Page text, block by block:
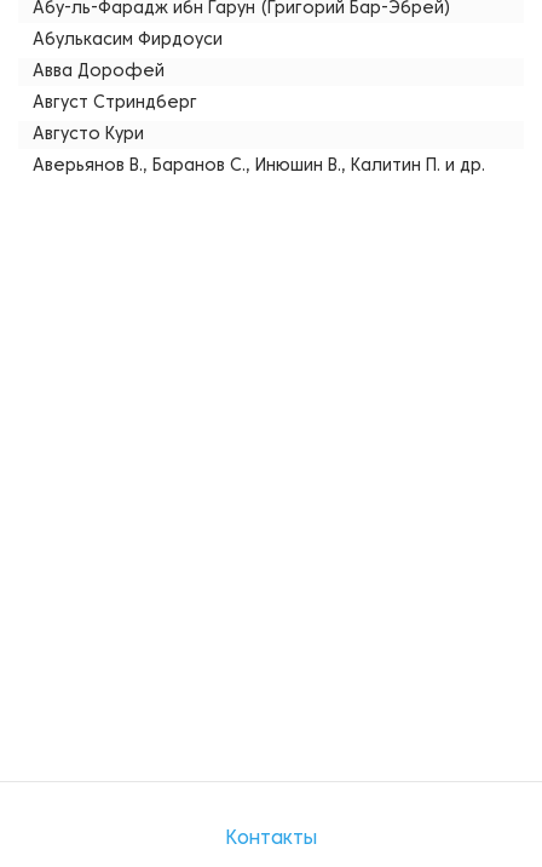
Абу-ль-Фарадж ибн Гарун (Григорий Бар-Эбрей)
Абулькасим Фирдоуси
Авва Дорофей
Август Стриндберг
Августо Кури
Аверьянов В., Баранов С., Инюшин В., Калитин П. и др.
Контакты